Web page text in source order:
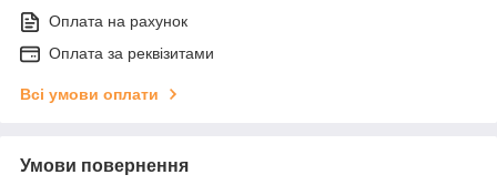
Оплата на рахунок
Оплата за реквізитами
Всі умови оплати
Умови повернення